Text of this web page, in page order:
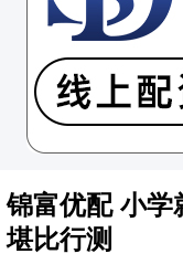
锦富优配 小
堪比行测